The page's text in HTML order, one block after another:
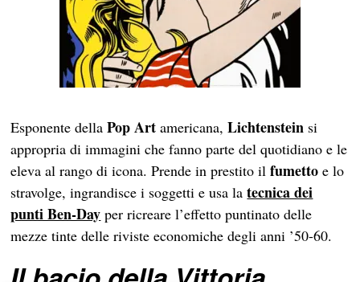
Esponente dellaPop Artamericana,Lichtenstein si
appropria di immagini che fanno parte del quotidiano e le
eleva al rango di icona. Prende in prestito ilfumetto e lo
stravolge, ingrandisce i soggetti e usa latecnica dei
punti Ben-Day per ricreare l’effetto puntinato delle
mezze tinte delle riviste economiche degli anni ’50-60.